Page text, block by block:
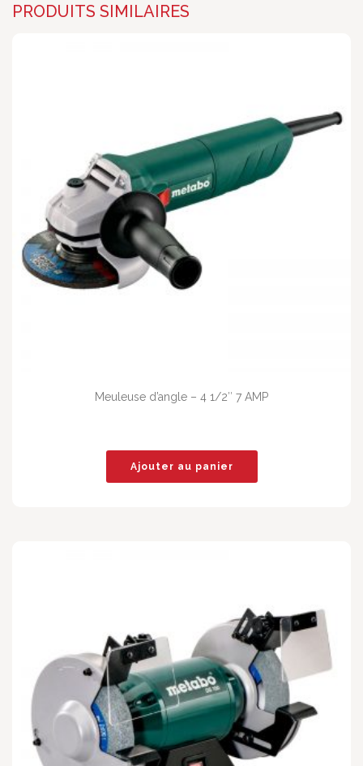
PRODUITS SIMILAIRES
Meuleuse d’angle – 4 1/2″ 7 AMP
Ajouter au panier